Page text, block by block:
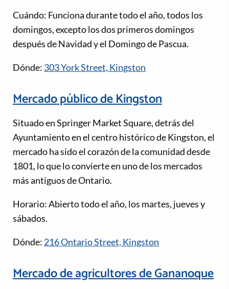
Cuándo: Funciona durante todo el año, todos los
domingos, excepto los dos primeros domingos
después de Navidad y el Domingo de Pascua.
Dónde: 303 York Street, Kingston
Mercado público de Kingston
Situado en Springer Market Square, detrás del
Ayuntamiento en el centro histórico de Kingston, el
mercado ha sido el corazón de la comunidad desde
1801, lo que lo convierte en uno de los mercados
más antiguos de Ontario.
Horario: Abierto todo el año, los martes, jueves y
sábados.
Dónde: 216 Ontario Street, Kingston
Mercado de agricultores de Gananoque